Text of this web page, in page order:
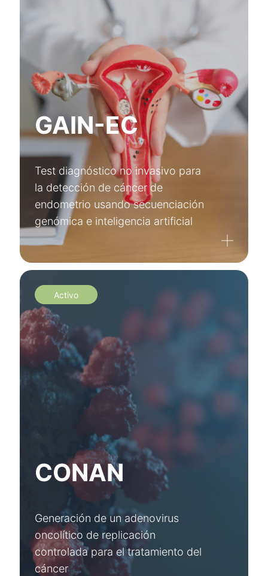
Accede a XarSmart
Contraseña
Acepto recibir correos
* Obligatorio
GAIN-EC
Test diagnóstico no invasivo para
la detección de cáncer de
endometrio usando secuenciación
genómica e inteligencia artificial
CONAN
Generación de un adenovirus
oncolítico de replicación
controlada para el tratamiento del
cáncer
Activo